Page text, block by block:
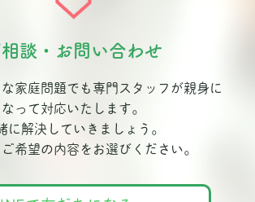
相談・お問い合わせ
家庭問題でも専門スタッフが親身に
なって対応いたします。
に解決していきましょう。
希望の内容をお選びください。